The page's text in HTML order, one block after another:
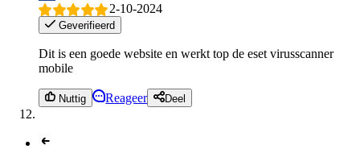
2-10-2024
Geverifieerd
Dit is een goede website en werkt top de eset virusscanner
mobile
Nuttig Reageer Deel